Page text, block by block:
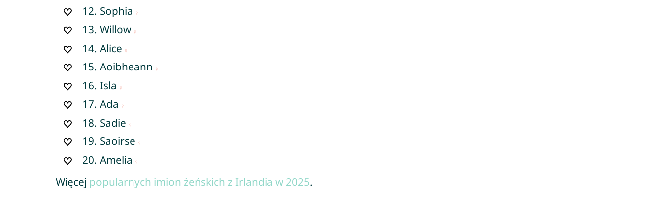
12. Sophia
13.Willow
14.Alice
15.Aoibheann
16.Isla
17.Ada
18. Sadie
19. Saoirse
20.Amelia
Więcej popularnych imion żeńskich z Irlandia w 2025.